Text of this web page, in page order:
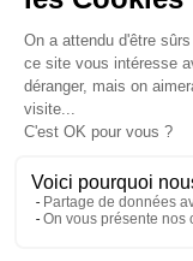
Service client
Conditions
Mentions légales
Politique de cookies